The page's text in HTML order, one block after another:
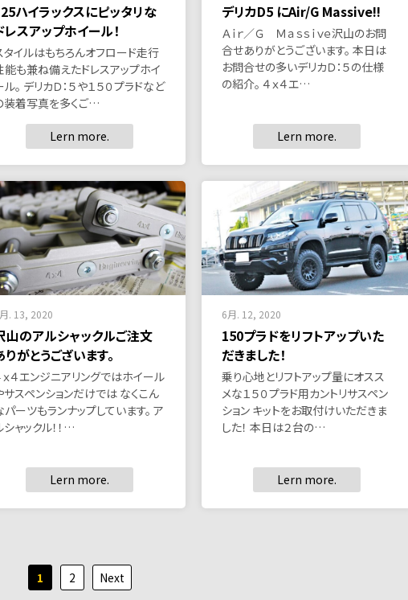
ハイラックスにピッタリな
レスアップホイール！
タイルはもちろんオフロード走行
能も兼ね備えたドレスアップホイ
ル。 デリカＤ：５や１５０プラドなど
装着写真を多くご…
Lern more.
デリカD5 にAir/G Massive!!
Ａｉｒ／Ｇ Ｍａｓｓｉｖｅ沢山のお問
合せありがとうございます。 本日は
お問合せの多いデリカＤ：５の仕様
の紹介。 ４ｘ４エ…
Lern more.
. 13, 2020
山のアルシャックルご注文
りがとうございます。
ｘ４エンジニアリングではホイール
サスペンションだけでは なくこん
パーツもランナップしています。 ア
シャックル！！…
Lern more.
6月. 12, 2020
150プラドをリフトアップいた
だきました！
乗り心地とリフトアップ量にオスス
メな１５０プラド用カントリサスペン
ション キットをお取付けいただきま
した！ 本日は２台の…
Lern more.
1 2 Next